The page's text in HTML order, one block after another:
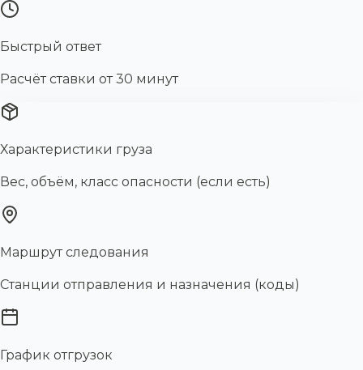
Быстрый ответ
Расчёт ставки от 30 минут
Характеристики груза
Вес, объём, класс опасности (если есть)
Маршрут следования
Станции отправления и назначения (коды)
График отгрузок